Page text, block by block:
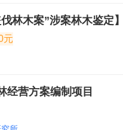
林木案”涉案林木鉴定
元
经营方案编制项目